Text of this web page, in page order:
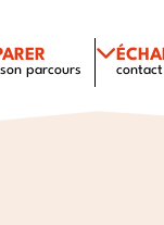
parcours